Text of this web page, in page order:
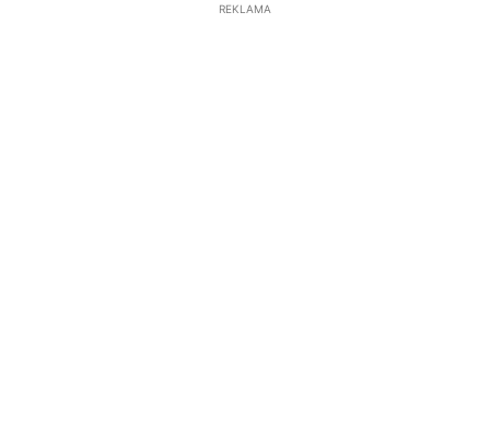
REKLAMA